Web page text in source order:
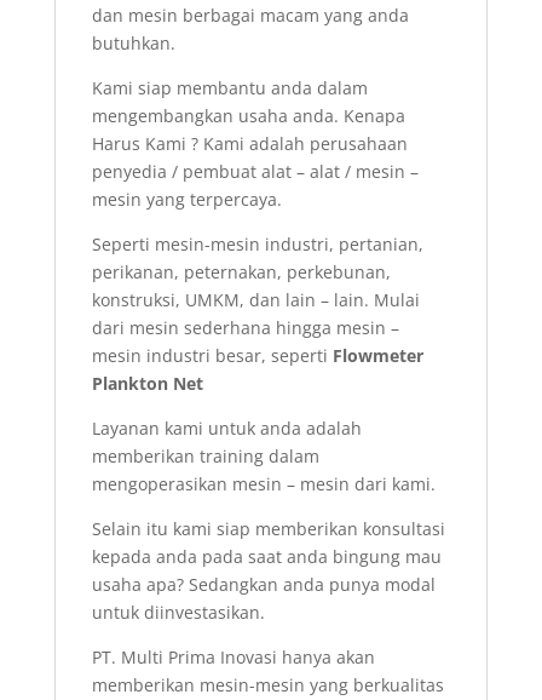
dan mesin berbagai macam yang anda
butuhkan.
Kami siap membantu anda dalam
mengembangkan usaha anda. Kenapa
Harus Kami ? Kami adalah perusahaan
penyedia / pembuat alat – alat / mesin –
mesin yang terpercaya.
Seperti mesin-mesin industri, pertanian,
perikanan, peternakan, perkebunan,
konstruksi, UMKM, dan lain – lain. Mulai
dari mesin sederhana hingga mesin –
mesin industri besar, seperti Flowmeter
Plankton Net
Layanan kami untuk anda adalah
memberikan training dalam
mengoperasikan mesin – mesin dari kami.
Selain itu kami siap memberikan konsultasi
kepada anda pada saat anda bingung mau
usaha apa? Sedangkan anda punya modal
untuk diinvestasikan.
PT. Multi Prima Inovasi hanya akan
memberikan mesin-mesin yang berkualitas